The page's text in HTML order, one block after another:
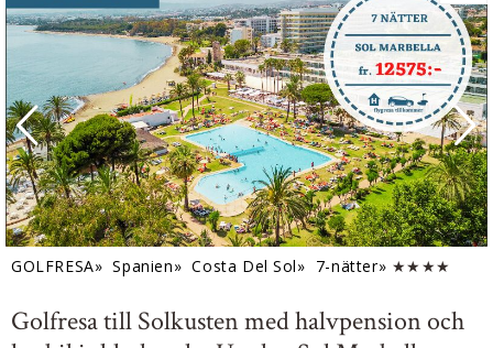
GOLFRESA» Spanien» Costa Del Sol» 7-nätter» ★★★★
Golfresa till Solkusten med halvpension och